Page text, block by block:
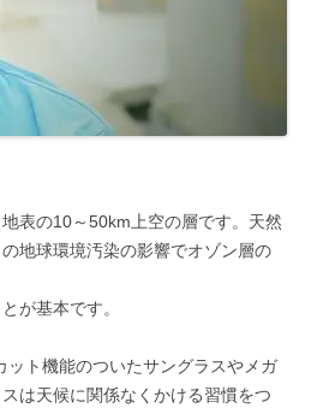
表の10～50km上空の層です。天然
地球環境汚染の影響でオゾン層の
が基本です。
ト機能のついたサングラスやメガ
は天候に関係なくかける習慣をつ